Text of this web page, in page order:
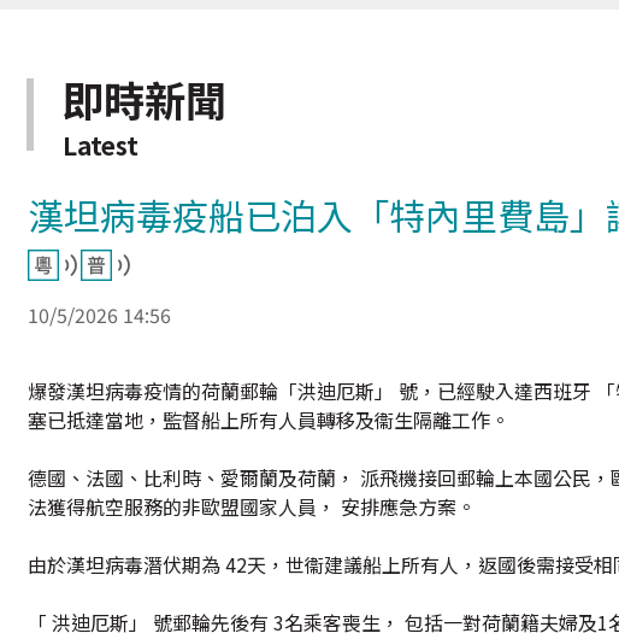
即時新聞
Latest
漢坦病毒疫船已泊入「特內里費島
10/5/2026 14:56
爆發漢坦病毒疫情的荷蘭郵輪「洪迪厄斯」 號，已經駛入達西班牙
塞已抵達當地，監督船上所有人員轉移及衞生隔離工作。
德國、法國、比利時、愛爾蘭及荷蘭， 派飛機接回郵輪上本國公民
法獲得航空服務的非歐盟國家人員， 安排應急方案。
由於漢坦病毒潛伏期為 42天，世衞建議船上所有人，返國後需接受相
「 洪迪厄斯」 號郵輪先後有 3名乘客喪生， 包括一對荷蘭籍夫婦及